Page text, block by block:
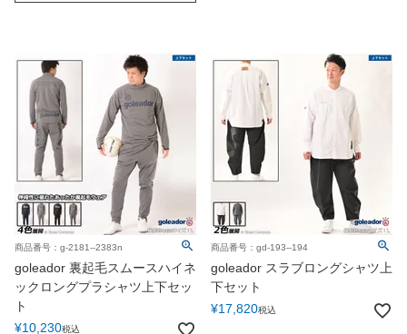
商品番号：g-2181--2383n
goleador 裏起毛スムースハイネ
ックロングプラシャツ上下セッ
ト
¥10,230税込
商品番号：gd-193--194
goleador スラブロングシャツ上
下セット
¥17,820税込